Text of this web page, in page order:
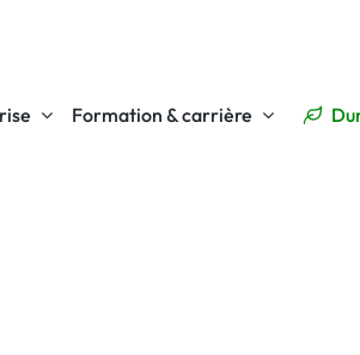
Formation & carrière